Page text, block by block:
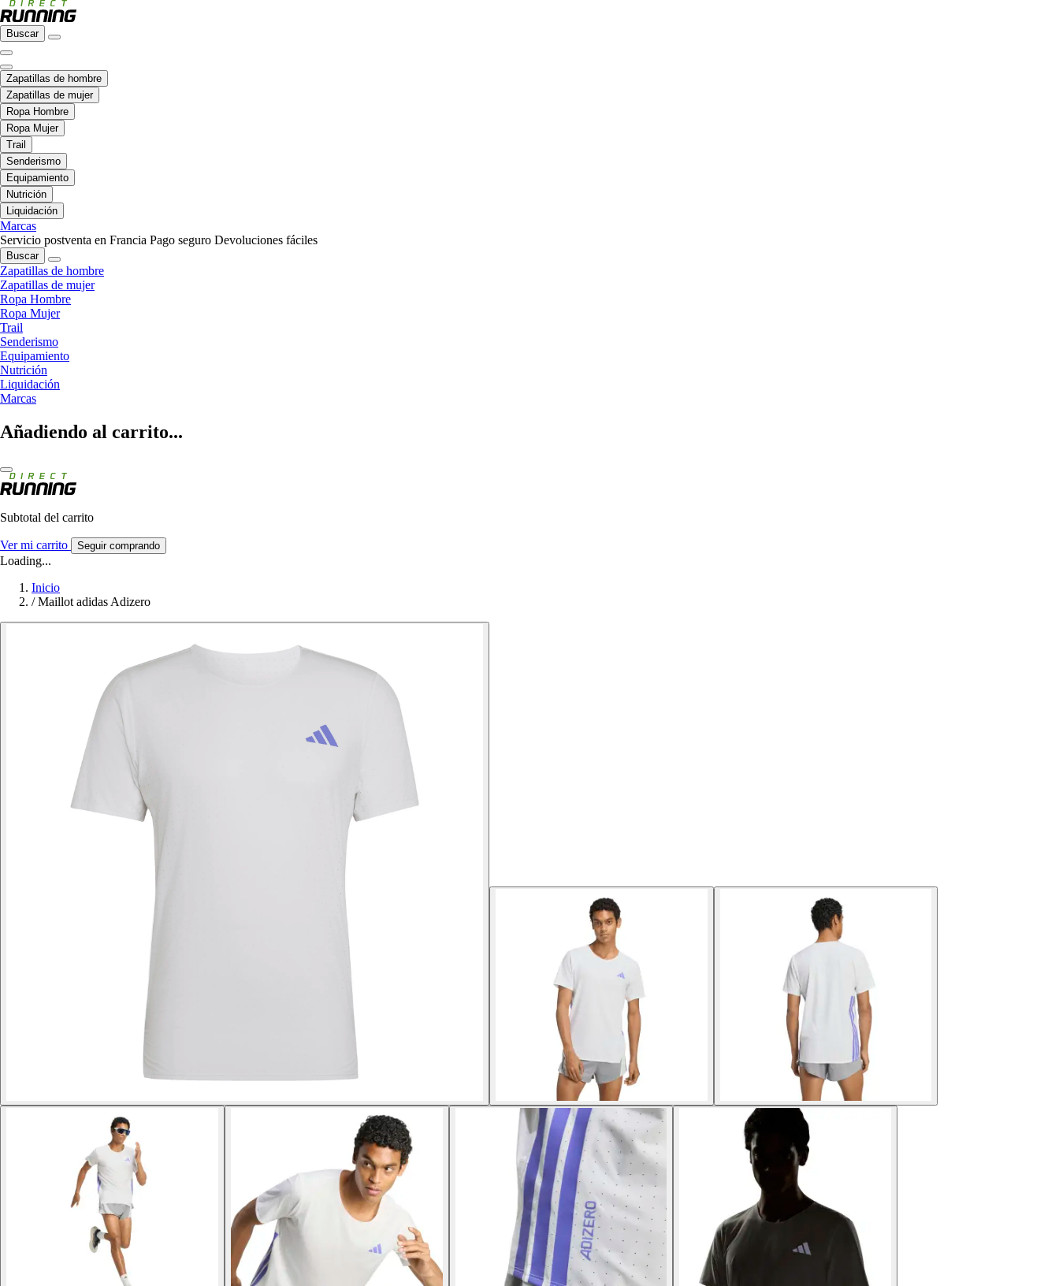
Buscar
Zapatillas de hombre
Zapatillas de mujer
Ropa Hombre
Ropa Mujer
Trail
Senderismo
Equipamiento
Nutrición
Liquidación
Marcas
Servicio postventa en Francia Pago seguro Devoluciones fáciles
Buscar
Zapatillas de hombre
Zapatillas de mujer
Ropa Hombre
Ropa Mujer
Trail
Senderismo
Equipamiento
Nutrición
Liquidación
Marcas
Añadiendo al carrito...
Subtotal del carrito
Ver mi carrito Seguir comprando
Loading...
Inicio
/ Maillot adidas Adizero